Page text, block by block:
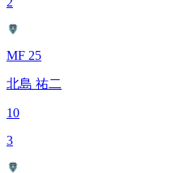
MF 25
北島 祐二
10
3